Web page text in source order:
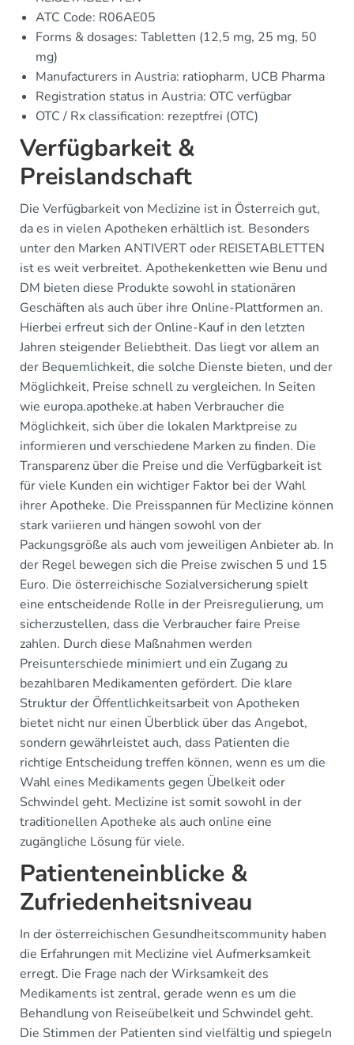
ATC Code: R06AE05
Forms & dosages: Tabletten (12,5 mg, 25 mg, 50
mg)
Manufacturers in Austria: ratiopharm, UCB Pharma
Registration status in Austria: OTC verfügbar
OTC / Rx classification: rezeptfrei (OTC)
Verfügbarkeit &
Preislandschaft
Die Verfügbarkeit von Meclizine ist in Österreich gut,
da es in vielen Apotheken erhältlich ist. Besonders
unter den Marken ANTIVERT oder REISETABLETTEN
ist es weit verbreitet. Apothekenketten wie Benu und
DM bieten diese Produkte sowohl in stationären
Geschäften als auch über ihre Online-Plattformen an.
Hierbei erfreut sich der Online-Kauf in den letzten
Jahren steigender Beliebtheit. Das liegt vor allem an
der Bequemlichkeit, die solche Dienste bieten, und der
Möglichkeit, Preise schnell zu vergleichen. In Seiten
wie europa.apotheke.at haben Verbraucher die
Möglichkeit, sich über die lokalen Marktpreise zu
informieren und verschiedene Marken zu finden. Die
Transparenz über die Preise und die Verfügbarkeit ist
für viele Kunden ein wichtiger Faktor bei der Wahl
ihrer Apotheke. Die Preisspannen für Meclizine können
stark variieren und hängen sowohl von der
Packungsgröße als auch vom jeweiligen Anbieter ab. In
der Regel bewegen sich die Preise zwischen 5 und 15
Euro. Die österreichische Sozialversicherung spielt
eine entscheidende Rolle in der Preisregulierung, um
sicherzustellen, dass die Verbraucher faire Preise
zahlen. Durch diese Maßnahmen werden
Preisunterschiede minimiert und ein Zugang zu
bezahlbaren Medikamenten gefördert. Die klare
Struktur der Öffentlichkeitsarbeit von Apotheken
bietet nicht nur einen Überblick über das Angebot,
sondern gewährleistet auch, dass Patienten die
richtige Entscheidung treffen können, wenn es um die
Wahl eines Medikaments gegen Übelkeit oder
Schwindel geht. Meclizine ist somit sowohl in der
traditionellen Apotheke als auch online eine
zugängliche Lösung für viele.
Patienteneinblicke &
Zufriedenheitsniveau
In der österreichischen Gesundheitscommunity haben
die Erfahrungen mit Meclizine viel Aufmerksamkeit
erregt. Die Frage nach der Wirksamkeit des
Medikaments ist zentral, gerade wenn es um die
Behandlung von Reiseübelkeit und Schwindel geht.
Die Stimmen der Patienten sind vielfältig und spiegeln